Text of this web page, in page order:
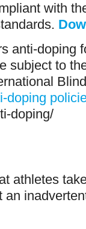
with
anti-doping
subject to
doping
doping/
athletes
an